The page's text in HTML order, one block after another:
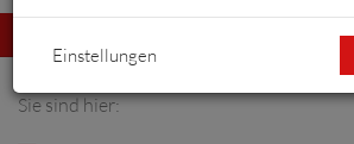
umschalten
Sie sind hier:
Einstellungen